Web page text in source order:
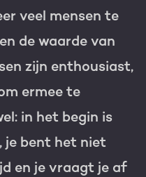
Zoek
veel mensen te
de waarde van
zijn enthousiast,
ermee te
in het begin is
je bent het niet
en je vraagt je af